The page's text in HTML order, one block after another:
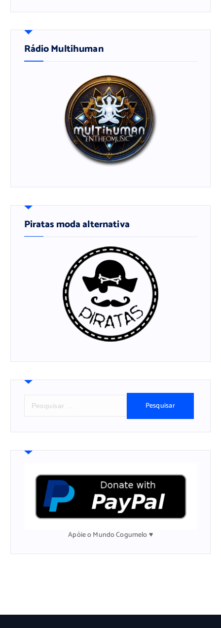
Rádio Multihuman
Piratas moda alternativa
q
i
Apóie o Mundo Cogumelo ♥